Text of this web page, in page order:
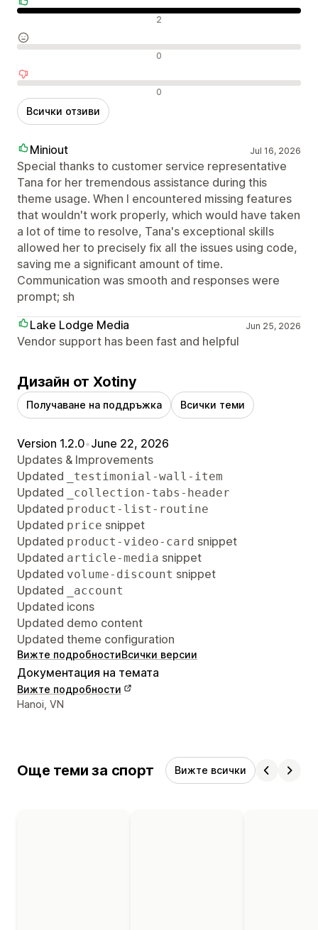
2
0
0
Всички отзиви
Miniout Jul 16, 2026
Special thanks to customer service representative
Tana for her tremendous assistance during this
theme usage. When I encountered missing features
that wouldn't work properly, which would have taken
a lot of time to resolve, Tana's exceptional skills
allowed her to precisely fix all the issues using code,
saving me a significant amount of time.
Communication was smooth and responses were
prompt; sh
Lake Lodge Media
Jun 25, 2026
Vendor support has been fast and helpful
Дизайн от Xotiny
Получаване на поддръжка Всички теми
Version 1.2.0•June 22, 2026
Updates & Improvements
Updated
_testimonial-wall-item
Updated _collection-tabs-header
Updated product-list-routine
Updated price snippet
Updated product-video-card snippet
Updated article-media snippet
Updated volume-discount snippet
Updated
_account
Updated icons
Updated demo content
Updated theme configuration
Вижте подробностиВсички версии
Документация на темата
Вижте подробности
Данни за връзка с дизайнера
Hanoi, VN
Още теми за спорт Вижте всички